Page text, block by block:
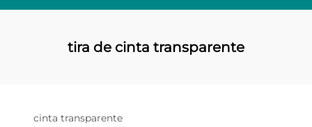
tira de cinta transparente
cinta transparente